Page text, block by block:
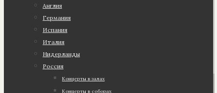
Англия
Германия
Испания
Италия
Нидерланды
Россия
Концерты в залах
Концерты в соборах